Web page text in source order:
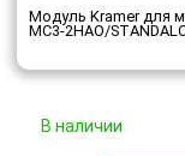
Модуль Kramer для
MC3-2HAO/
В наличии